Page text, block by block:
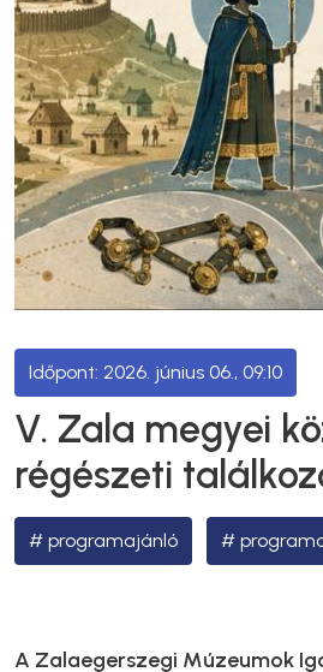
2026. június 06., 09:10
V. Zala megyei
régészeti
programajánló
A Zalaegerszegi Múzeumok